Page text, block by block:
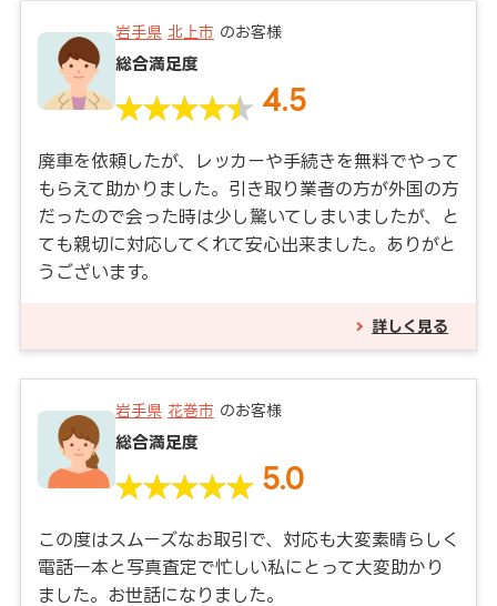
岩手県 北上市 のお客様
総合満足度
4.5
廃車を依頼したが、レッカーや手続きを無料でやって
もらえて助かりました。引き取り業者の方が外国の方
だったので会った時は少し驚いてしまいましたが、と
ても親切に対応してくれて安心出来ました。ありがと
うございます。
詳しく見る
岩手県 花巻市 のお客様
総合満足度
5.0
この度はスムーズなお取引で、対応も大変素晴らしく
電話一本と写真査定で忙しい私にとって大変助かり
ました。お世話になりました。